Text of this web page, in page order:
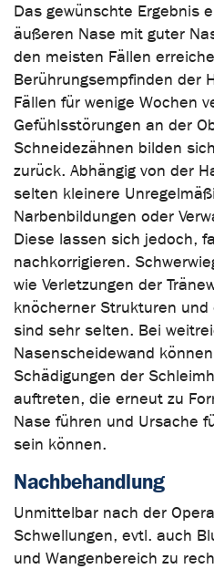
Das gewünschte Ergebnis
äußeren Nase mit guter
den meisten Fällen
Berührungsempfinden der
Fällen für wenige Wochen
Gefühlsstörungen an der
Schneidezähnen bilden
zurück. Abhängig von der
selten kleinere
Narbenbildungen oder
Diese lassen sich jedoch,
nachkorrigieren.
wie Verletzungen der
knöcherner Strukturen
sind sehr selten. Bei
Nasenscheidewand
Schädigungen der
auftreten, die erneut zu
Nase führen und Ursache
sein können.
Nachbehandlung
Unmittelbar nach der
Schwellungen, evtl. auch
und Wangenbereich zu